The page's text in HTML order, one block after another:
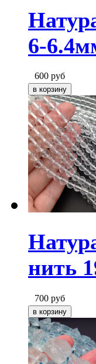
6-
600 руб
нить
700 руб